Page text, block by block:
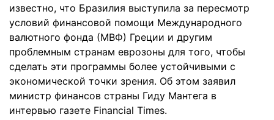
известно, что Бразилия выступила за пересмотр
условий финансовой помощи Международного
валютного фонда (МВФ) Греции и другим
проблемным странам еврозоны для того, чтобы
сделать эти программы более устойчивыми с
экономической точки зрения. Об этом заявил
министр финансов страны Гиду Мантега в
интервью газете Financial Times.